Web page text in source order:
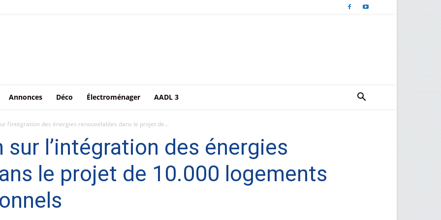
Annonces Déco Électroménager AADL 3
l’intégration des énergies renouvelables dans le projet de...
sur l’intégration des énergies
le projet de 10.000 logements